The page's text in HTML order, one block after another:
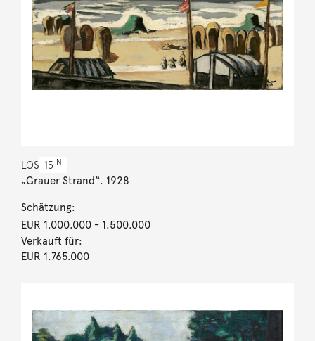
LOS 15 N
„Grauer Strand“. 1928
Schätzung:
EUR 1.000.000- 1.500.000
Verkauft für:
EUR 1.765.000